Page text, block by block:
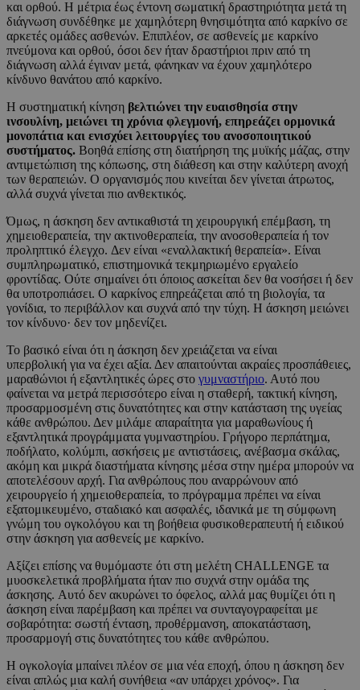
και ορθού. Η μέτρια έως έντονη σωματική δραστηριότητα μετά τη
διάγνωση συνδέθηκε με χαμηλότερη θνησιμότητα από καρκίνο σε
αρκετές ομάδες ασθενών. Επιπλέον, σε ασθενείς με καρκίνο
πνεύμονα και ορθού, όσοι δεν ήταν δραστήριοι πριν από τη
διάγνωση αλλά έγιναν μετά, φάνηκαν να έχουν χαμηλότερο
κίνδυνο θανάτου από καρκίνο.
Η συστηματική κίνηση βελτιώνει την ευαισθησία στην
ινσουλίνη, μειώνει τη χρόνια φλεγμονή, επηρεάζει ορμονικά
μονοπάτια και ενισχύει λειτουργίες του ανοσοποιητικού
συστήματος. Βοηθά επίσης στη διατήρηση της μυϊκής μάζας, στην
αντιμετώπιση της κόπωσης, στη διάθεση και στην καλύτερη ανοχή
των θεραπειών. Ο οργανισμός που κινείται δεν γίνεται άτρωτος,
αλλά συχνά γίνεται πιο ανθεκτικός.
Όμως, η άσκηση δεν αντικαθιστά τη χειρουργική επέμβαση, τη
χημειοθεραπεία, την ακτινοθεραπεία, την ανοσοθεραπεία ή τον
προληπτικό έλεγχο. Δεν είναι «εναλλακτική θεραπεία». Είναι
συμπληρωματικό, επιστημονικά τεκμηριωμένο εργαλείο
φροντίδας. Ούτε σημαίνει ότι όποιος ασκείται δεν θα νοσήσει ή δεν
θα υποτροπιάσει. Ο καρκίνος επηρεάζεται από τη βιολογία, τα
γονίδια, το περιβάλλον και συχνά από την τύχη. Η άσκηση μειώνει
τον κίνδυνο· δεν τον μηδενίζει.
Το βασικό είναι ότι η άσκηση δεν χρειάζεται να είναι
υπερβολική για να έχει αξία. Δεν απαιτούνται ακραίες προσπάθειες,
μαραθώνιοι ή εξαντλητικές ώρες στο γυμναστήριο. Αυτό που
φαίνεται να μετρά περισσότερο είναι η σταθερή, τακτική κίνηση,
προσαρμοσμένη στις δυνατότητες και στην κατάσταση της υγείας
κάθε ανθρώπου. Δεν μιλάμε απαραίτητα για μαραθωνίους ή
εξαντλητικά προγράμματα γυμναστηρίου. Γρήγορο περπάτημα,
ποδήλατο, κολύμπι, ασκήσεις με αντιστάσεις, ανέβασμα σκάλας,
ακόμη και μικρά διαστήματα κίνησης μέσα στην ημέρα μπορούν να
αποτελέσουν αρχή. Για ανθρώπους που αναρρώνουν από
χειρουργείο ή χημειοθεραπεία, το πρόγραμμα πρέπει να είναι
εξατομικευμένο, σταδιακό και ασφαλές, ιδανικά με τη σύμφωνη
γνώμη του ογκολόγου και τη βοήθεια φυσικοθεραπευτή ή ειδικού
στην άσκηση για ασθενείς με καρκίνο.
Αξίζει επίσης να θυμόμαστε ότι στη μελέτη CHALLENGE τα
μυοσκελετικά προβλήματα ήταν πιο συχνά στην ομάδα της
άσκησης. Αυτό δεν ακυρώνει το όφελος, αλλά μας θυμίζει ότι η
άσκηση είναι παρέμβαση και πρέπει να συνταγογραφείται με
σοβαρότητα: σωστή ένταση, προθέρμανση, αποκατάσταση,
προσαρμογή στις δυνατότητες του κάθε ανθρώπου.
Η ογκολογία μπαίνει πλέον σε μια νέα εποχή, όπου η άσκηση δεν
είναι απλώς μια καλή συνήθεια «αν υπάρχει χρόνος». Για